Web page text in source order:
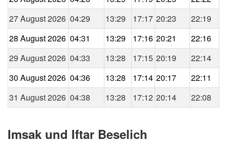
27 August 2026 04:29 13:29 17:17 20:23
22:19
28 August 2026 04:31 13:29 17:16 20:21
22:16
29 August 2026 04:33 13:28 17:15 20:19
22:14
30 August 2026 04:36 13:28 17:14 20:17
22:11
31 August 2026 04:38 13:28 17:12 20:14 22:08
Imsak und Iftar Beselich